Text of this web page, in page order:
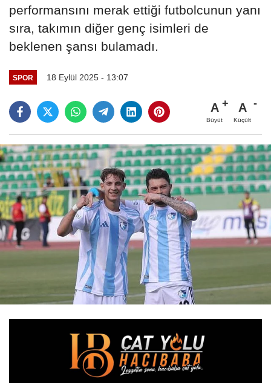
performansını merak ettiği futbolcunun yanı
sıra, takımın diğer genç isimleri de
beklenen şansı bulamadı.
SPOR 18 Eylül 2025 - 13:07
A
Büyüt
A
Küçült